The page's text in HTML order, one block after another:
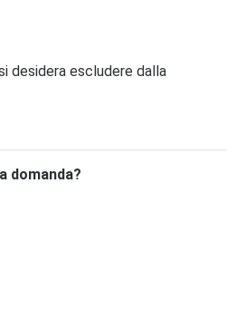
desidera escludere dalla
domanda?